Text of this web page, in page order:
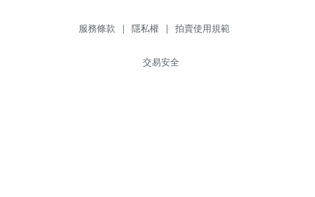
服務條款 | 隱私權 | 拍賣使用規範
交易安全